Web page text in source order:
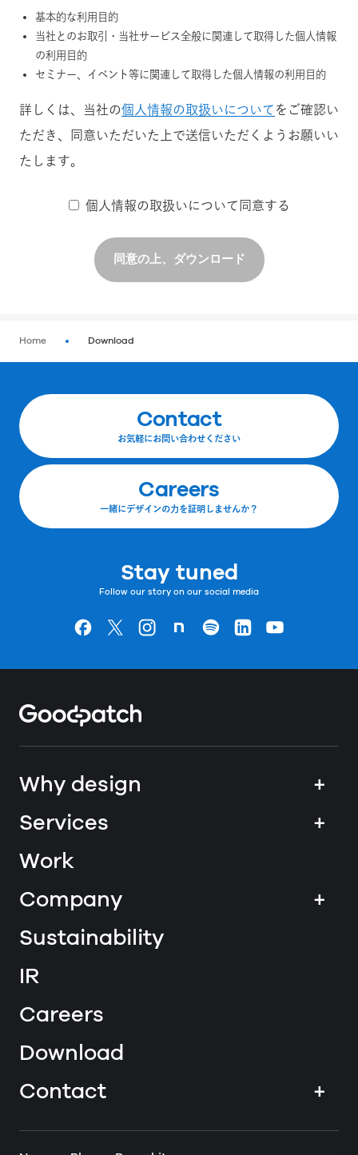
基本的な利用目的
当社とのお取引・当社サービス全般に関連して取得した個人情報
の利用目的
セミナー、イベント等に関連して取得した個人情報の利用目的
詳しくは、当社の個人情報の取扱いについて をご確認い
ただき、同意いただいた上で送信いただくようお願いい
たします。
個人情報の取扱いについて同意する
同意の上、ダウンロード
Home Download
Contact
お気軽にお問い合わせください
Careers
一緒にデザインの力を証明しませんか？
Stay tuned
Follow our story on our social media
Goodpatchの
ページ
Goodpatchの
ページ
Goodpatchの
ページGoodpatchの
ページ
Goodpatchの
ページ
Goodpatchの
ページ
Goodpatchの
Why design
+
Services
+
Work
Company
+
Sustainability
IR
Careers
Download
Contact
+